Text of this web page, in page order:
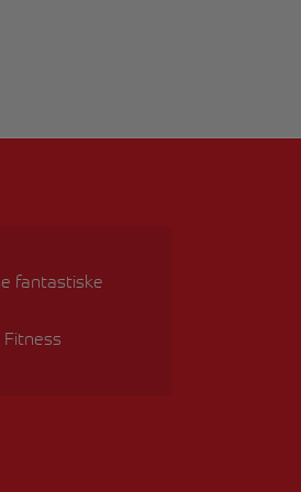
fantastiske
Fitness